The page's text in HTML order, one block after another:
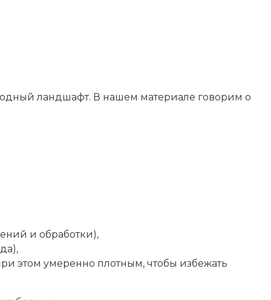
ландшафт. В нашем материале говорим о
и обработки),
этом умеренно плотным, чтобы избежать